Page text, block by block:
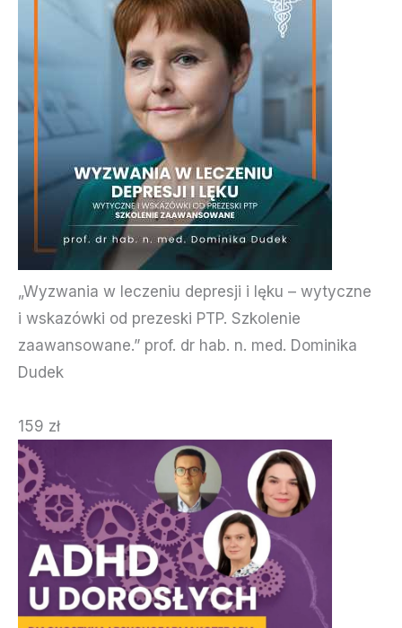
„Wyzwania w leczeniu depresji i lęku – wytyczne
i wskazówki od prezeski PTP. Szkolenie
zaawansowane.” prof. dr hab. n. med. Dominika
Dudek
159 zł